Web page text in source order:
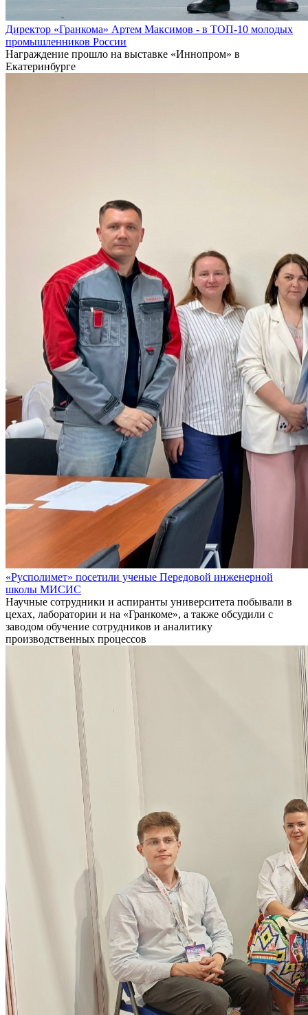
Директор «Гранкома» Артем Максимов - в ТОП-10 молодых
промышленников России
Награждение прошло на выставке «Иннопром» в
Екатеринбурге
«Русполимет» посетили ученые Передовой инженерной
школы МИСИС
Научные сотрудники и аспиранты университета побывали в
цехах, лаборатории и на «Гранкоме», а также обсудили с
заводом обучение сотрудников и аналитику
производственных процессов